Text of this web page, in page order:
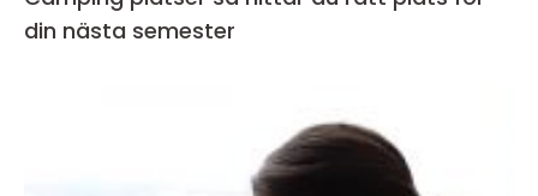
din nästa semester